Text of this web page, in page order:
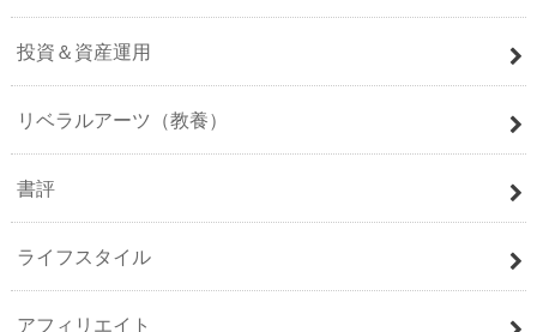
投資＆資産運用
リベラルアーツ（教養）
書評
ライフスタイル
アフィリエイト